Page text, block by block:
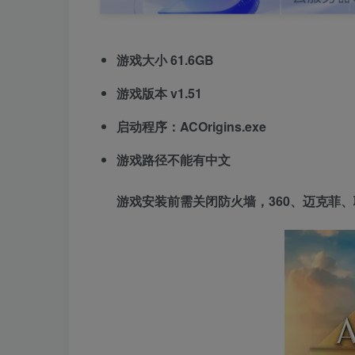
游戏大小 61.6GB
游戏版本 v1.51
启动程序：ACOrigins.exe
游戏路径不能有中文
游戏安装前需关闭防火墙，360、迈克菲